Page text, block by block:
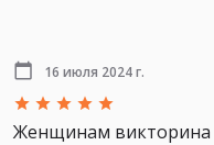
16 июля 2024 г.
Женщинам викторина